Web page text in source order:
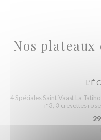
Nos
4 Spéciales Saint-Vaast La
n°3, 3 crevettes